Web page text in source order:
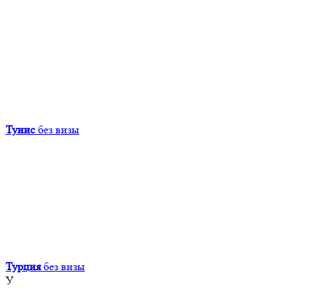
Тунис без визы
Турция без визы
У